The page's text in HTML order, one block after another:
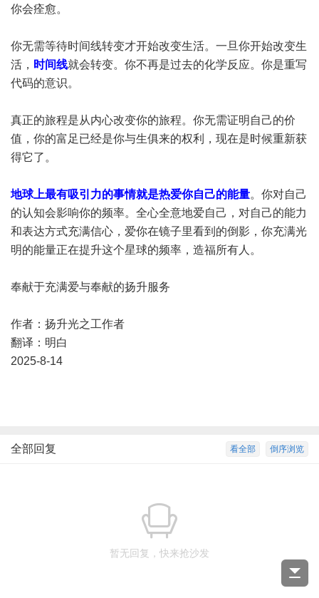
你会痊愈。
你无需等待时间线转变才开始改变生活。一旦你开始改变生
活， 时间线就会转变。你不再是过去的化学反应。你是重写
代码的意识。
真正的旅程是从内心改变你的旅程。你无需证明自己的价
值，你的富足已经是你与生俱来的权利，现在是时候重新获
得它了。
地球上最有吸引力的事情就是热爱你自己的能量。你对自己
的认知会影响你的频率。全心全意地爱自己，对自己的能力
和表达方式充满信心，爱你在镜子里看到的倒影，你充满光
明的能量正在提升这个星球的频率，造福所有人。
奉献于充满爱与奉献的扬升服务
作者：扬升光之工作者
翻译：明白
2025-8-14
倒序浏览
看全部
全部回复
暂无回复，快来抢沙发